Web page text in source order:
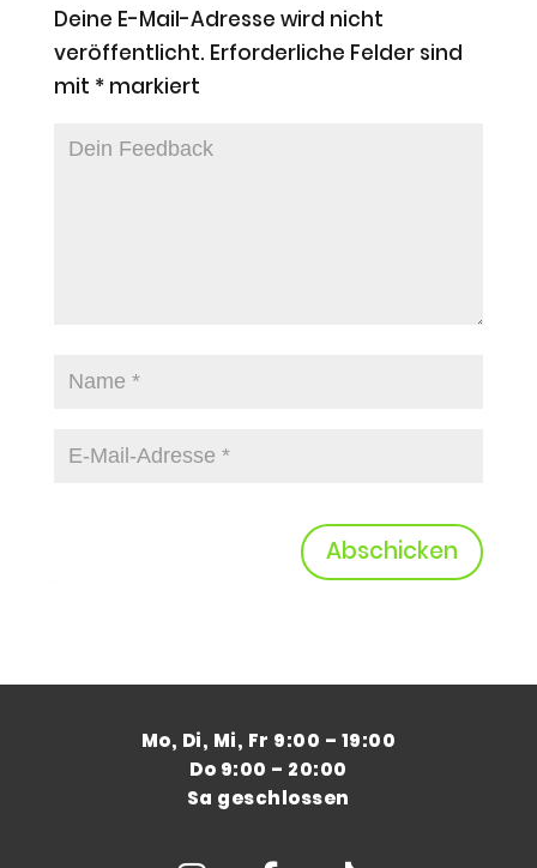
Deine E-Mail-Adresse wird nicht
veröffentlicht. Erforderliche Felder sind
mit *markiert
Abschicken
Mo, Di, Mi, Fr 9:00 – 19:00
Do 9:00 – 20:00
Sa geschlossen